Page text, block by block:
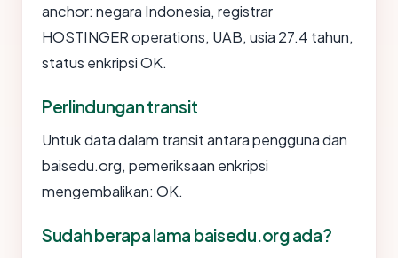
anchor: negara Indonesia, registrar
HOSTINGER operations, UAB, usia 27.4 tahun,
status enkripsi OK.
Perlindungan transit
Untuk data dalam transit antara pengguna dan
baisedu.org, pemeriksaan enkripsi
mengembalikan: OK.
Sudah berapa lama baisedu.org ada?